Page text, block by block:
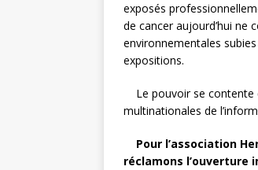
exposés
de cancer aujourd’hui ne
environnementales
expositions.
Le pouvoir se contente
multinationales de
Pour l’association
réclamons l’ouverture